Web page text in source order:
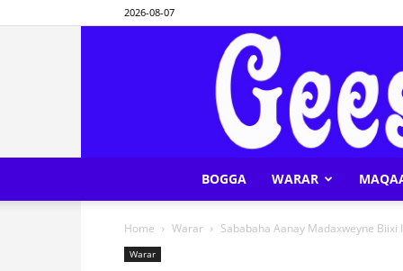
2026-08-07
BOGGA WARAR
Home Warar Sababaha Aanay Madaxweyne
Warar